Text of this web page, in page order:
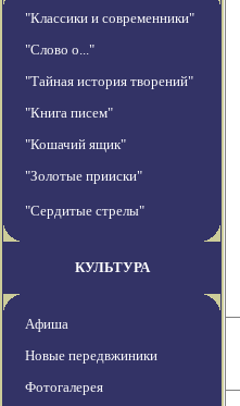
"Классики и современники"
"Слово о..."
"Тайная история творений"
"Книга писем"
"Кошачий ящик"
"Золотые прииски"
"Сердитые стрелы"
КУЛЬТУРА
Афиша
Новые передвжиники
Фотогалерея